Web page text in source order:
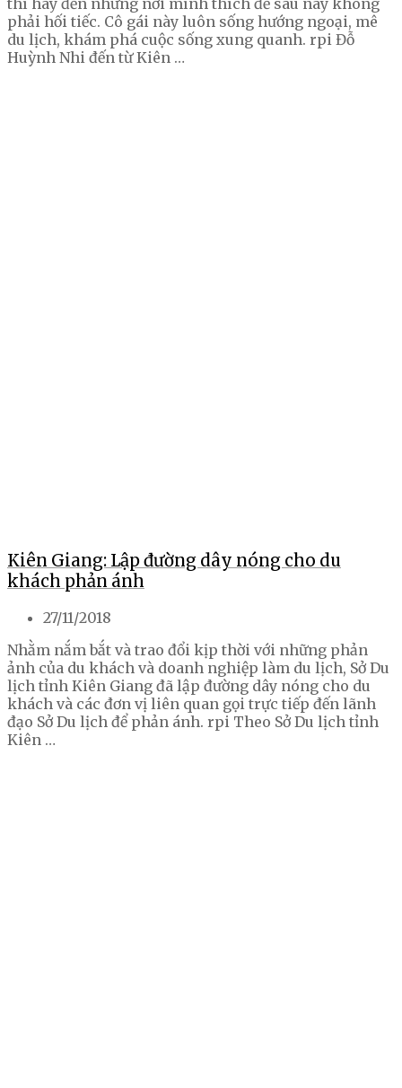
thì hãy đến những nơi mình thích để sau này không
phải hối tiếc. Cô gái này luôn sống hướng ngoại, mê
du lịch, khám phá cuộc sống xung quanh. rpi Đỗ
Huỳnh Nhi đến từ Kiên …
Kiên Giang: Lập đường dây nóng cho du
khách phản ánh
27/11/2018
Nhằm nắm bắt và trao đổi kịp thời với những phản
ảnh của du khách và doanh nghiệp làm du lịch, Sở Du
lịch tỉnh Kiên Giang đã lập đường dây nóng cho du
khách và các đơn vị liên quan gọi trực tiếp đến lãnh
đạo Sở Du lịch để phản ánh. rpi Theo Sở Du lịch tỉnh
Kiên …